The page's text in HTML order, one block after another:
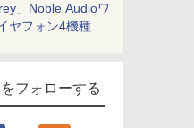
」Noble Audioワ
ヤフォン4機種を
フォローする